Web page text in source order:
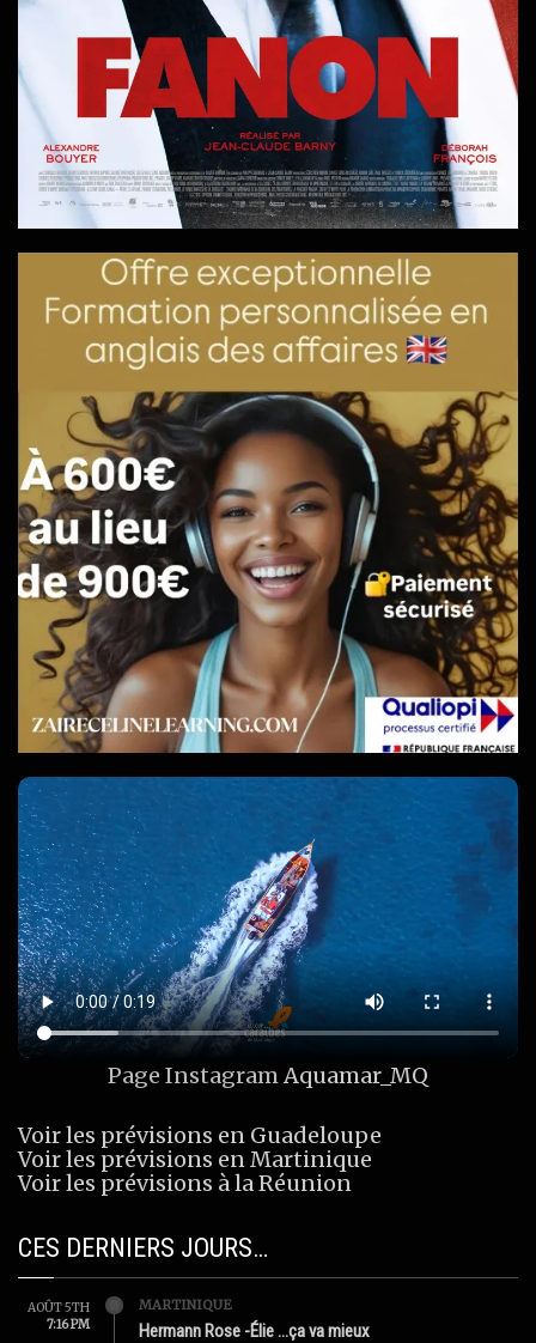
Page Instagram Aquamar_MQ
Voir les prévisions en Guadeloupe
Voir les prévisions en Martinique
Voir les prévisions à la Réunion
CES DERNIERS JOURS…
AOÛT 5TH
7:16 PM
MARTINIQUE
Hermann Rose -Élie …ça va mieux